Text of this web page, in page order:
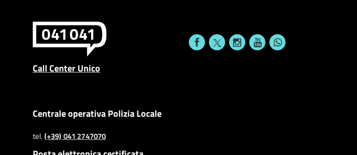
Call Center Unico
Centrale operativa Polizia Locale
tel.(+39) 041 2747070